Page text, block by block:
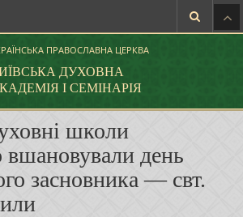
ПРАВОСЛАВНА ЦЕРКВА
ДУХОВНА
І СЕМІНАРІЯ
школи
день
засновника — свт.